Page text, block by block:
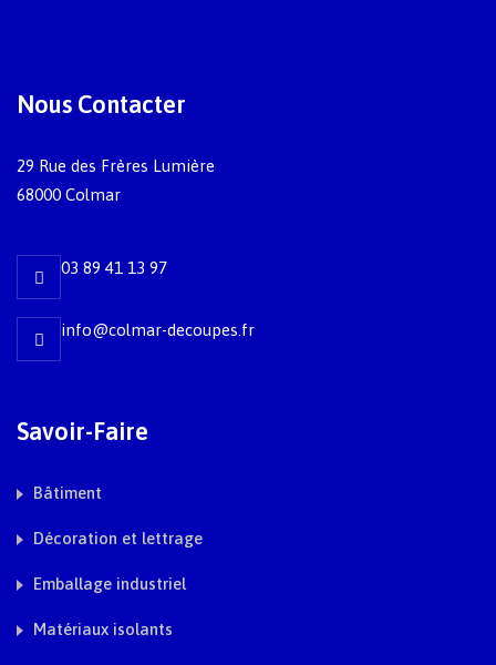
Nous Contacter
29 Rue des Frères Lumière
68000 Colmar
03 89 41 13 97
info@colmar-decoupes.fr
Savoir-Faire
Bâtiment
Décoration et lettrage
Emballage industriel
Matériaux isolants